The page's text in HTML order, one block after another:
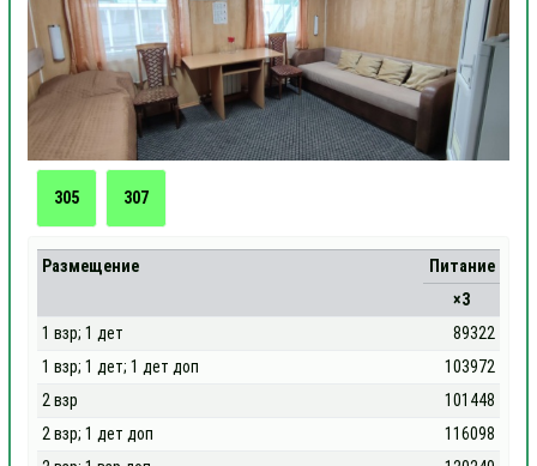
305 307
Размещение
Питание
×3
1 взр; 1 дет
89322
1 взр; 1 дет; 1 дет доп
103972
2 взр
101448
2 взр; 1 дет доп
116098